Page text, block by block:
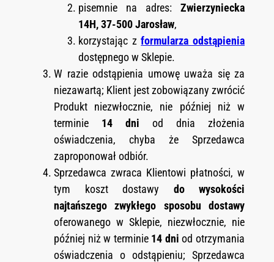
pisemnie na adres: Zwierzyniecka
14H, 37-500 Jarosław,
korzystając zformularza odstąpienia
dostępnego w Sklepie.
W razie odstąpienia umowę uważa się za
niezawartą; Klient jest zobowiązany zwrócić
Produkt niezwłocznie, nie później niż w
terminie 14 dni od dnia złożenia
oświadczenia, chyba że Sprzedawca
zaproponował odbiór.
Sprzedawca zwraca Klientowi płatności, w
tym koszt dostawy do wysokości
najtańszego zwykłego sposobu dostawy
oferowanego w Sklepie, niezwłocznie, nie
później niż w terminie 14 dni od otrzymania
oświadczenia o odstąpieniu; Sprzedawca